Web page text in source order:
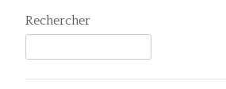
Rechercher